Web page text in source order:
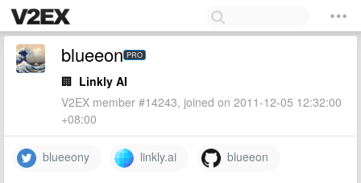
blueeon PRO
🏢 Linkly AI
V2EX member #14243, joined on 2011-12-05 12:32:00
+08:00
blueeony linkly.ai blueeon